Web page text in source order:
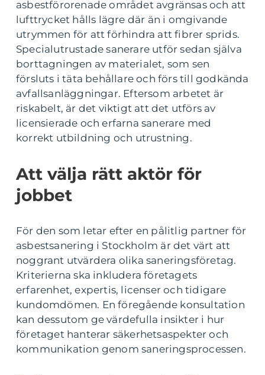
asbestförorenade området avgränsas och att
lufttrycket hålls lägre där än i omgivande
utrymmen för att förhindra att fibrer sprids.
Specialutrustade sanerare utför sedan själva
borttagningen av materialet, som sen
försluts i täta behållare och förs till godkända
avfallsanläggningar. Eftersom arbetet är
riskabelt, är det viktigt att det utförs av
licensierade och erfarna sanerare med
korrekt utbildning och utrustning.
Att välja rätt aktör för
jobbet
För den som letar efter en pålitlig partner för
asbestsanering i Stockholm är det värt att
noggrant utvärdera olika saneringsföretag.
Kriterierna ska inkludera företagets
erfarenhet, expertis, licenser och tidigare
kundomdömen. En föregående konsultation
kan dessutom ge värdefulla insikter i hur
företaget hanterar säkerhetsaspekter och
kommunikation genom saneringsprocessen.